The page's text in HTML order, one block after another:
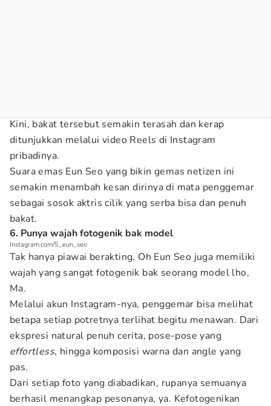
Kini, bakat tersebut semakin terasah dan kerap
ditunjukkan melalui video Reels di Instagram
pribadinya.
Suara emas Eun Seo yang bikin gemas netizen ini
semakin menambah kesan dirinya di mata penggemar
sebagai sosok aktris cilik yang serba bisa dan penuh
bakat.
6. Punya wajah fotogenik bak model
Instagram.com/5_eun_seo
Tak hanya piawai berakting, Oh Eun Seo juga memiliki
wajah yang sangat fotogenik bak seorang model lho,
Ma.
Melalui akun Instagram-nya, penggemar bisa melihat
betapa setiap potretnya terlihat begitu menawan. Dari
ekspresi natural penuh cerita, pose-pose yang
effortless, hingga komposisi warna dan angle yang
pas.
Dari setiap foto yang diabadikan, rupanya semuanya
berhasil menangkap pesonanya, ya. Kefotogenikan